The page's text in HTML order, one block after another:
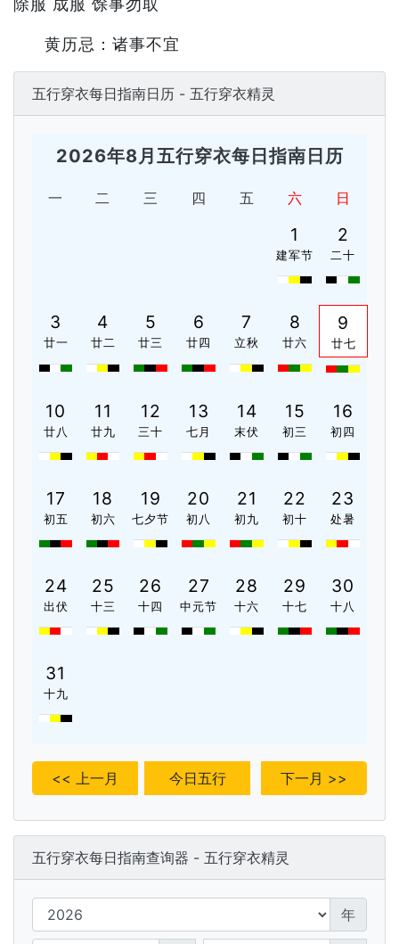
除服 成服 馀事勿取
黄历忌：诸事不宜
五行穿衣每日指南日历 - 五行穿衣精灵
2026年8月五行穿衣每日指南日历
一 二 三 四 五 六 日
1
建军节
2
二十
3
廿一
4
廿二
5
廿三
6
廿四
7
立秋
8
廿六
9
廿七
10
廿八
11
廿九
12
三十
13
七月
14
末伏
15
初三
16
初四
17
初五
18
初六
19
七夕节
20
初八
21
初九
22
初十
23
处暑
24
出伏
25
十三
26
十四
27
中元节
28
十六
29
十七
30
十八
31
十九
<< 上一月 今日五行 下一月 >>
五行穿衣每日指南查询器 - 五行穿衣精灵
年